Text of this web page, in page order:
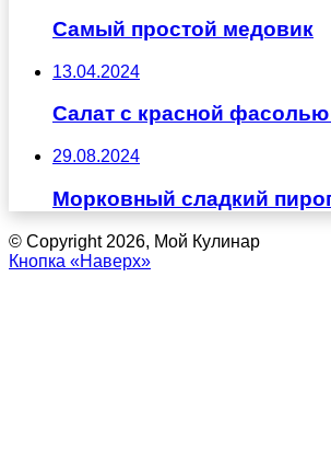
Самый простой медовик
13.04.2024
Салат с красной
29.08.2024
Морковный сладкий
© Copyright 2026, Мой Кулинар
Кнопка «Наверх»